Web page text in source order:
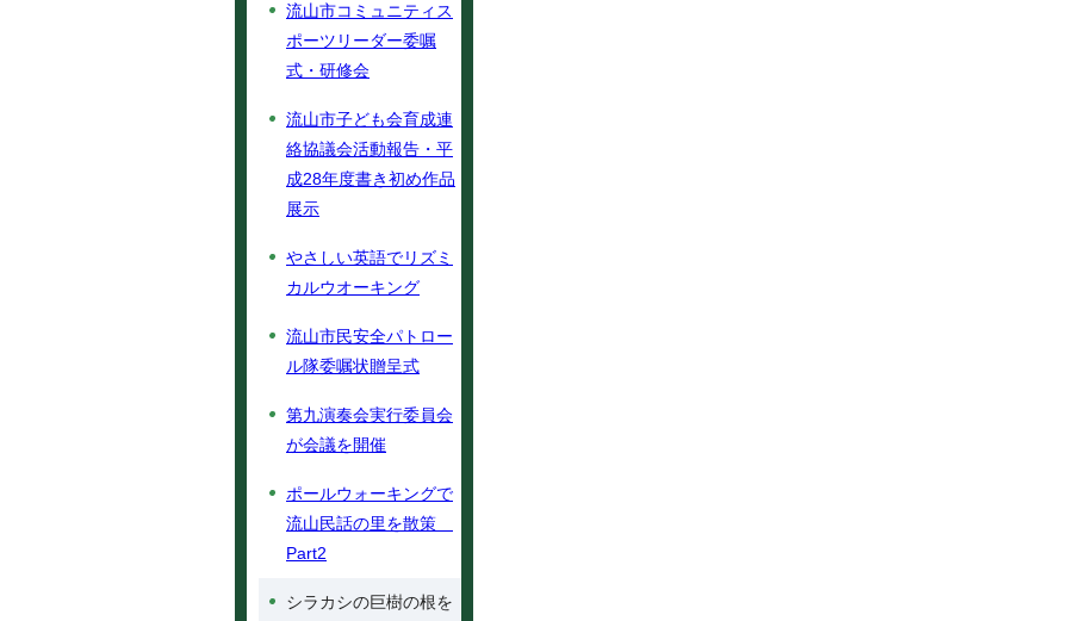
流山市コミュニティス
ポーツリーダー委嘱
式・研修会
流山市子ども会育成連
絡協議会活動報告・平
成28年度書き初め作品
展示
やさしい英語でリズミ
カルウオーキング
流山市民安全パトロー
ル隊委嘱状贈呈式
第九演奏会実行委員会
が会議を開催
ポールウォーキングで
流山民話の里を散策
Part2
シラカシの巨樹の根を